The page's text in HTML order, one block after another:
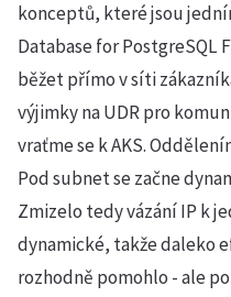
konceptů, které jsou
Database for PostgreSQL
běžet přímo v síti
výjimky na UDR pro
vraťme se k AKS.
Pod subnet se začne
Zmizelo tedy vázání IP k
dynamické, takže daleko
rozhodně pomohlo - ale